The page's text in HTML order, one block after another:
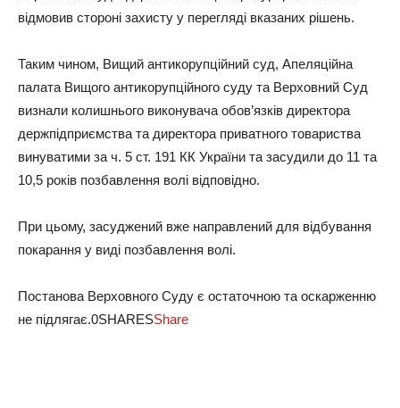
відмовив стороні захисту у перегляді вказаних рішень.
Таким чином, Вищий антикорупційний суд, Апеляційна
палата Вищого антикорупційного суду та Верховний Суд
визнали колишнього виконувача обов’язків директора
держпідприємства та директора приватного товариства
винуватими за ч. 5 ст. 191 КК України та засудили до 11 та
10,5 років позбавлення волі відповідно.
При цьому, засуджений вже направлений для відбування
покарання у виді позбавлення волі.
Постанова Верховного Суду є остаточною та оскарженню
не підлягає.0SHARESShare